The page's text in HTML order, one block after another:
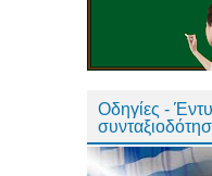
Οδηγίες -